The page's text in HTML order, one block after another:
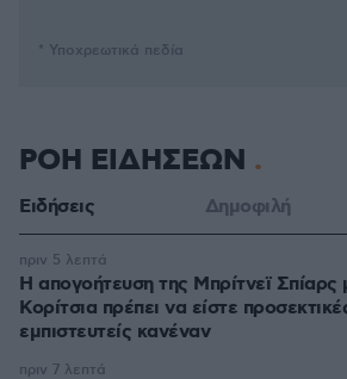
* Υποχρεωτικά πεδία
ΡΟΗ ΕΙΔΗΣΕΩΝ
Ειδήσεις Δημοφιλή
Η απογοήτευση της Μπρίτνεϊ
Κορίτσια πρέπει να είστε
εμπιστευτείς κανέναν
πριν 5 λεπτά
πριν 7 λεπτά